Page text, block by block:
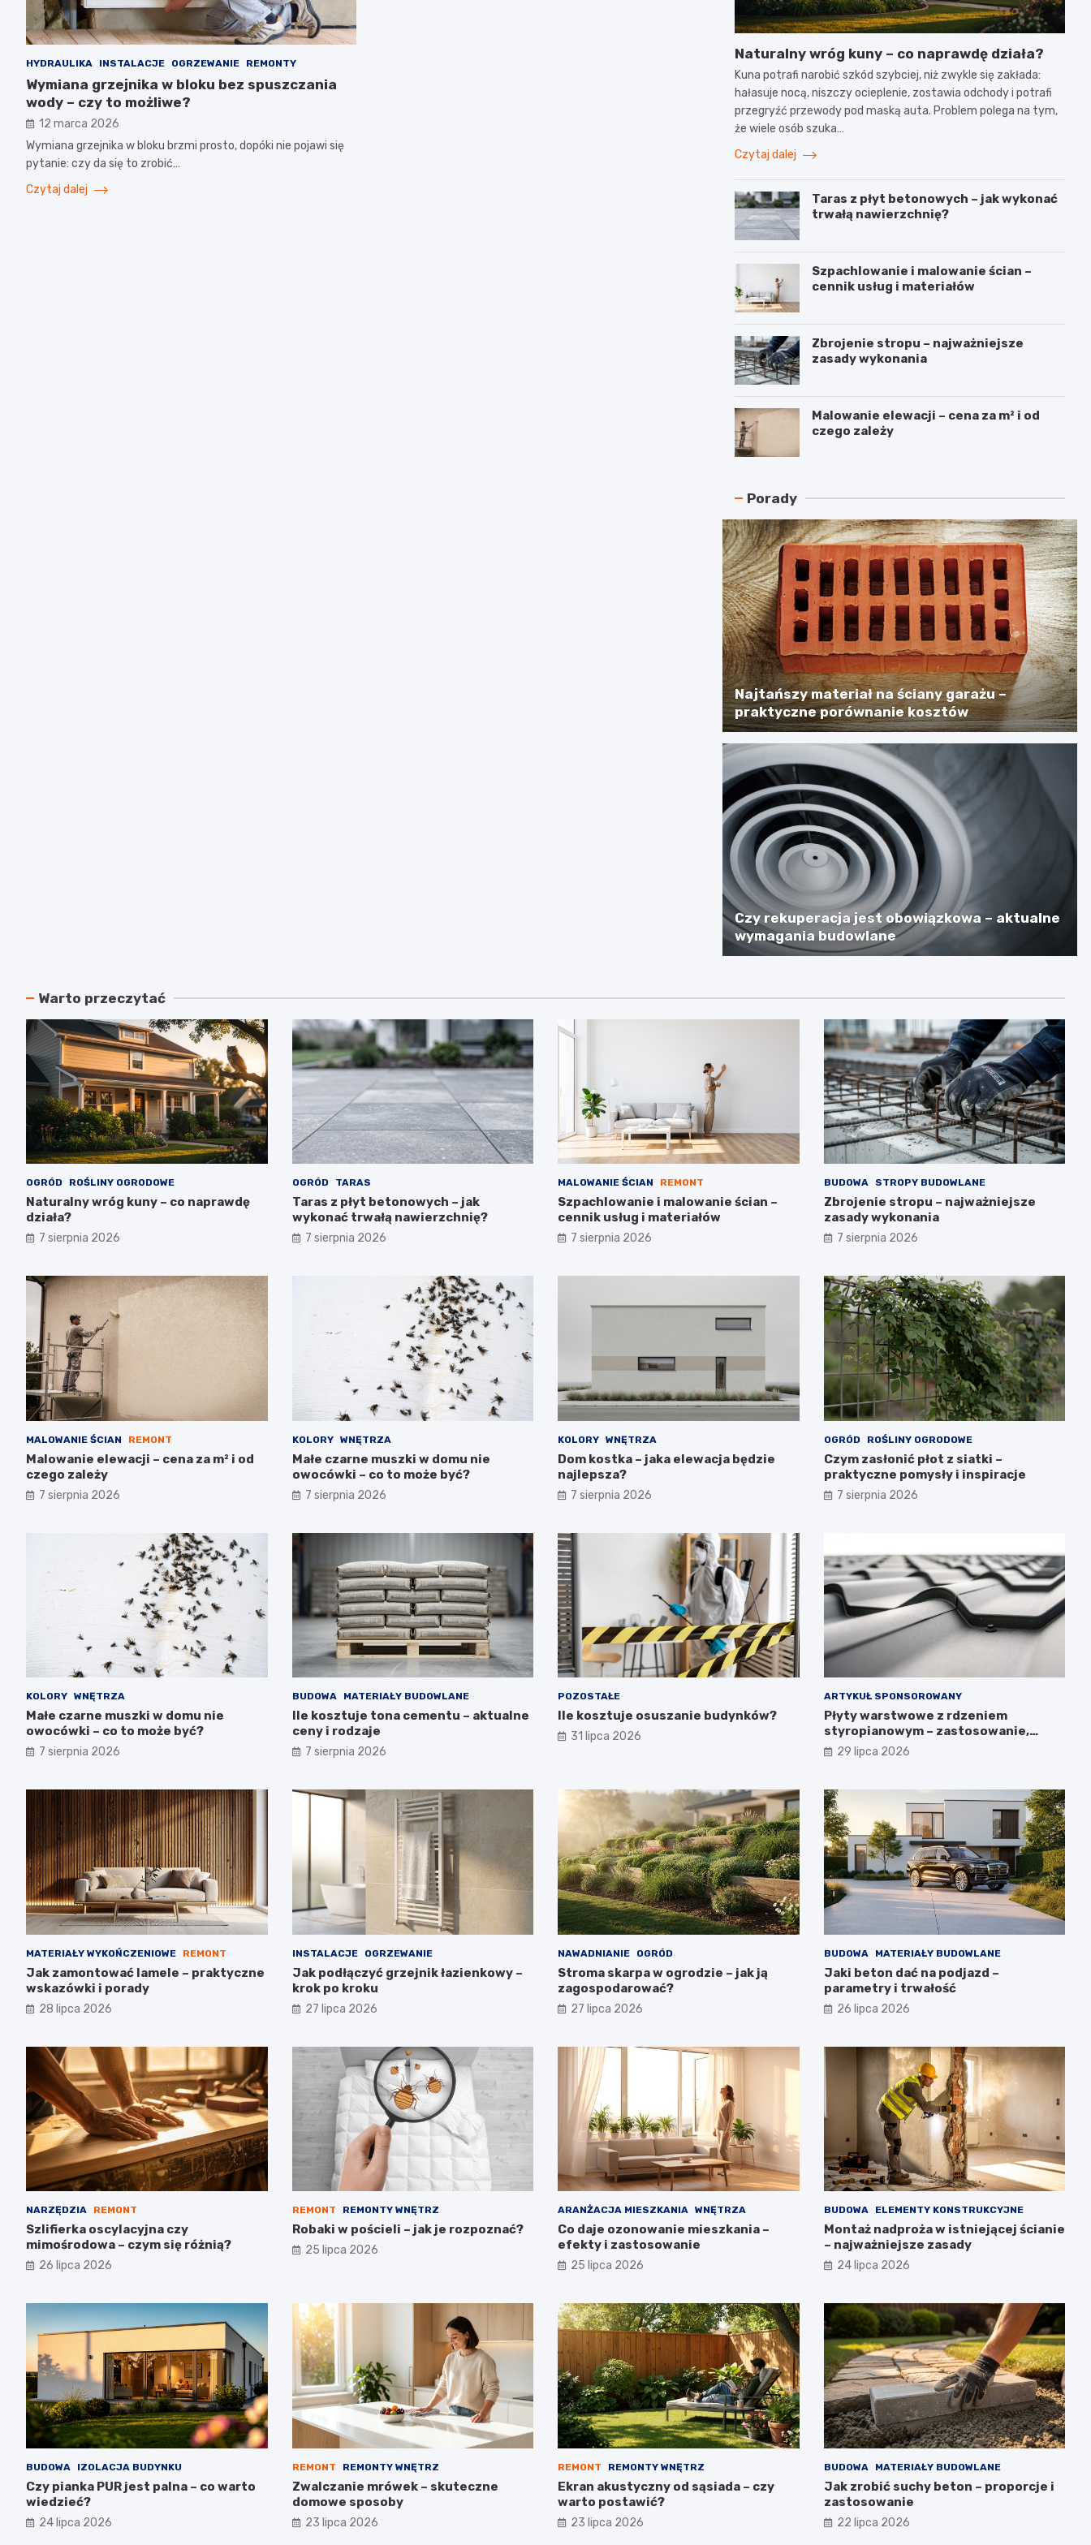
HYDRAULIKA INSTALACJE OGRZEWANIE REMONTY
Wymiana grzejnika w bloku bez spuszczania
wody – czy to możliwe?
12 marca 2026
Wymiana grzejnika w bloku brzmi prosto, dopóki nie pojawi się
pytanie: czy da się to zrobić…
Czytaj dalej
Naturalny wróg kuny – co naprawdę działa?
Kuna potrafi narobić szkód szybciej, niż zwykle się zakłada:
hałasuje nocą, niszczy ocieplenie, zostawia odchody i potrafi
przegryźć przewody pod maską auta. Problem polega na tym,
że wiele osób szuka…
Czytaj dalej
Taras z płyt betonowych – jak wykonać
trwałą nawierzchnię?
Szpachlowanie i malowanie ścian –
cennik usług i materiałów
Zbrojenie stropu – najważniejsze
zasady wykonania
Malowanie elewacji – cena za m² i od
czego zależy
Porady
Najtańszy materiał na ściany garażu –
praktyczne porównanie kosztów
Czy rekuperacja jest obowiązkowa – aktualne
wymagania budowlane
Warto przeczytać
OGRÓD ROŚLINY OGRODOWE
Naturalny wróg kuny – co naprawdę
działa?
7 sierpnia 2026
OGRÓD TARAS
Taras z płyt betonowych – jak
wykonać trwałą nawierzchnię?
7 sierpnia 2026
MALOWANIE ŚCIAN REMONT
Szpachlowanie i malowanie ścian –
cennik usług i materiałów
7 sierpnia 2026
BUDOWA STROPY BUDOWLANE
Zbrojenie stropu – najważniejsze
zasady wykonania
7 sierpnia 2026
MALOWANIE ŚCIAN REMONT
Malowanie elewacji – cena za m² i od
czego zależy
7 sierpnia 2026
KOLORY WNĘTRZA
Małe czarne muszki w domu nie
owocówki – co to może być?
7 sierpnia 2026
KOLORY WNĘTRZA
Dom kostka – jaka elewacja będzie
najlepsza?
7 sierpnia 2026
OGRÓD ROŚLINY OGRODOWE
Czym zasłonić płot z siatki –
praktyczne pomysły i inspiracje
7 sierpnia 2026
KOLORY WNĘTRZA
Małe czarne muszki w domu nie
owocówki – co to może być?
7 sierpnia 2026
BUDOWA MATERIAŁY BUDOWLANE
Ile kosztuje tona cementu – aktualne
ceny i rodzaje
7 sierpnia 2026
POZOSTAŁE
Ile kosztuje osuszanie budynków?
31 lipca 2026
ARTYKUŁ SPONSOROWANY
Płyty warstwowe z rdzeniem
styropianowym – zastosowanie,
budowa i parametry
29 lipca 2026
MATERIAŁY WYKOŃCZENIOWE REMONT
Jak zamontować lamele – praktyczne
wskazówki i porady
28 lipca 2026
INSTALACJE OGRZEWANIE
Jak podłączyć grzejnik łazienkowy –
krok po kroku
27 lipca 2026
NAWADNIANIE OGRÓD
Stroma skarpa w ogrodzie – jak ją
zagospodarować?
27 lipca 2026
BUDOWA MATERIAŁY BUDOWLANE
Jaki beton dać na podjazd –
parametry i trwałość
26 lipca 2026
NARZĘDZIA REMONT
Szlifierka oscylacyjna czy
mimośrodowa – czym się różnią?
26 lipca 2026
REMONT REMONTY WNĘTRZ
Robaki w pościeli – jak je rozpoznać?
25 lipca 2026
ARANŻACJA MIESZKANIA WNĘTRZA
Co daje ozonowanie mieszkania –
efekty i zastosowanie
25 lipca 2026
BUDOWA ELEMENTY KONSTRUKCYJNE
Montaż nadproża w istniejącej ścianie
– najważniejsze zasady
24 lipca 2026
BUDOWA IZOLACJA BUDYNKU
Czy pianka PUR jest palna – co warto
wiedzieć?
24 lipca 2026
REMONT REMONTY WNĘTRZ
Zwalczanie mrówek – skuteczne
domowe sposoby
23 lipca 2026
REMONT REMONTY WNĘTRZ
Ekran akustyczny od sąsiada – czy
warto postawić?
23 lipca 2026
BUDOWA MATERIAŁY BUDOWLANE
Jak zrobić suchy beton – proporcje i
zastosowanie
22 lipca 2026